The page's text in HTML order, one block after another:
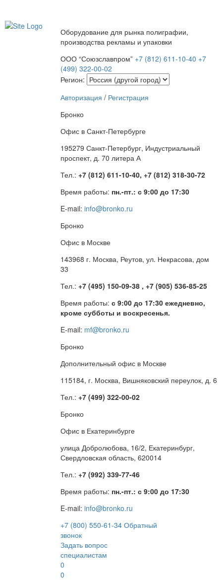
Оборудование для рынка полиграфии,
производства рекламы и упаковки
ООО “Союзславпром” +7 (812) 611-10-40 +7
(499) 322-00-02
Регион:
Авторизация / Регистрация
Бронко
Офис в Санкт-Петербурге
195279 Санкт-Петербург, Индустриальный
проспект, д. 70 литера А
Тел.: +7 (812) 611-10-40, +7 (812) 318-30-72
Время работы: пн.-пт.: с 9:00 до 17:30
E-mail: info@bronko.ru
Бронко
Офис в Москве
143968 г. Москва, Реутов, ул. Некрасова, дом
33
Тел.: +7 (495) 150-09-38 , +7 (905) 536-85-25
Время работы: с 9:00 до 17:30 ежедневно,
кроме субботы и воскресенья.
E-mail: mf@bronko.ru
Бронко
Дополнительный офис в Москве
115184, г. Москва, Вишняковский переулок, д. 6
Тел.: +7 (499) 322-00-02
Бронко
Офис в Екатеринбурге
улица Добролюбова, 16/2, Екатеринбург,
Свердловская область, 620014
Тел.: +7 (992) 339-77-46
Время работы: пн.-пт.: с 9:00 до 17:30
E-mail: info@bronko.ru
+7 (800) 550-61-34 Обратный
звонок
Задать вопрос
специалистам
0
0